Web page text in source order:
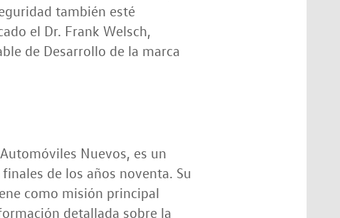
también esté
el Dr. Frank Welsch,
de Desarrollo de la marca
Nuevos, es un
de los años noventa. Su
como misión principal
detallada sobre la